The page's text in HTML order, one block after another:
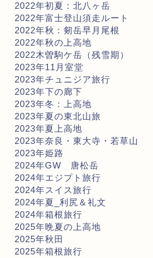
2022年初夏：北八ヶ岳
2022年富士登山須走ルート
2022年秋：剱岳早月尾根
2022年秋の上高地
2022木曽駒ケ岳（残雪期）
2023年11月室堂
2023年チュニジア旅行
2023年下の廊下
2023年冬：上高地
2023年夏の東北山旅
2023年夏上高地
2023年奈良・東大寺・若草山
2023年姫路
2024年GW 唐松岳
2024年エジプト旅行
2024年スイス旅行
2024年夏_利尻＆礼文
2024年箱根旅行
2025年晩夏の上高地
2025年秋田
2025年箱根旅行